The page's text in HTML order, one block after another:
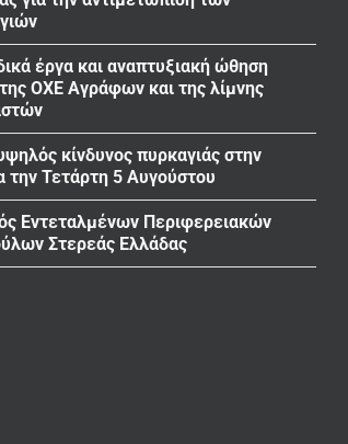
έργα και αναπτυξιακή ώθηση
ΟΧΕ Αγράφων και της λίμνης
κίνδυνος πυρκαγιάς στην
την Τετάρτη 5 Αυγούστου
Εντεταλμένων Περιφερειακών
Στερεάς Ελλάδας